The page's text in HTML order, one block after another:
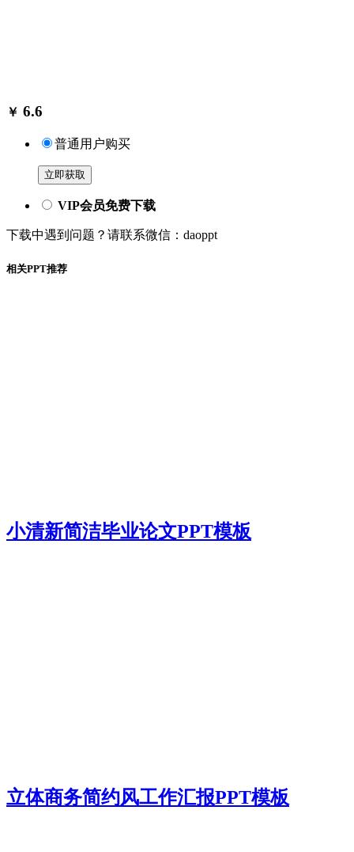
￥ 6.6
普通用户购买
立即获取
VIP会员免费下载
下载中遇到问题？请联系微信：daoppt
相关PPT推荐
小清新简洁毕业论文PPT模板
立体商务简约风工作汇报PPT模板